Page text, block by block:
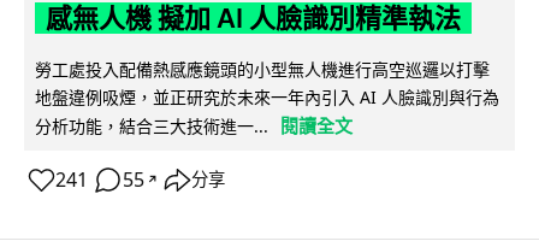
感無人機 擬加 AI 人臉識別精準執法
勞工處投入配備熱感應鏡頭的小型無人機進行高空巡邏以打擊
地盤違例吸煙，並正研究於未來一年內引入 AI 人臉識別與行為
分析功能，結合三大技術進一...
閱讀全文
241 55 ↗ 分享